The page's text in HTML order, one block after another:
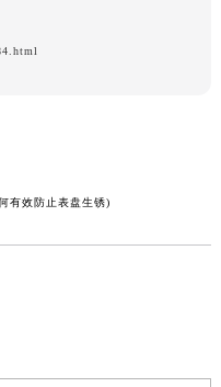
有效防止表盘生锈)